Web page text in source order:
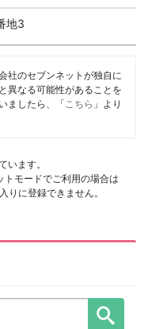
地3
社のセブンネットが独自に
異なる可能性があることを
ましたら、「 こちら 」より
います。
トモードでご利用の場合は
りに登録できません。